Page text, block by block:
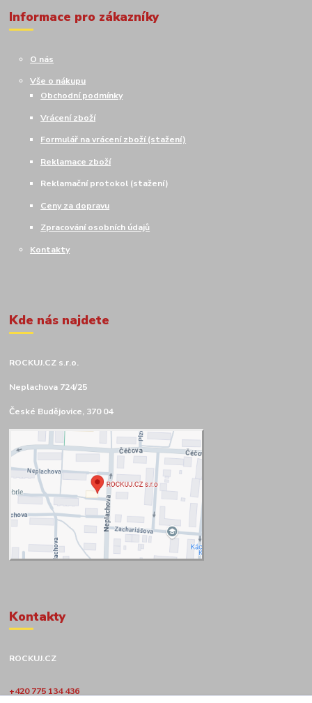
Informace pro zákazníky
O nás
Vše o nákupu
Obchodní podmínky
Vrácení zboží
Formulář na vrácení zboží (stažení)
Reklamace zboží
Reklamační protokol (stažení)
Ceny za dopravu
Zpracování osobních údajů
Kontakty
Kde nás najdete
ROCKUJ.CZ s.r.o.
Neplachova 724/25
České Budějovice, 370 04
Kontakty
ROCKUJ.CZ
+420 775 134 436